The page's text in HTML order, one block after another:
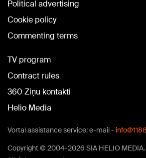
Political advertising
Cookie policy
Commenting terms
TV program
Contract rules
360 Ziņu kontakti
Helio Media
Vortal assistance service: e-mail -
Copyright © 2004-2026 SIA HELIO MEDIA.